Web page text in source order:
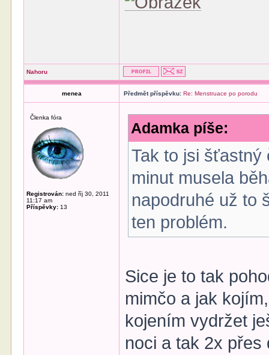
Nahoru
menea Předmět příspěvku: Re: Menstruace po porodu
Členka fóra
Registrován: ned říj 30, 2011
11:17 am
Příspěvky: 13
Adamka píše:
Tak to jsi šťastný
minut musela
napodruhé už to
ten problém.
Sice je to tak
mimčo a jak
kojením vydržet
noci a tak 2x přes